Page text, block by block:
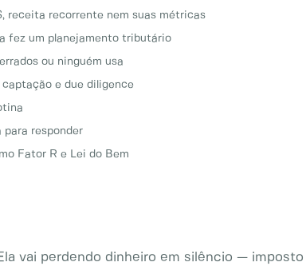
receita recorrente nem suas métricas
fez um planejamento tributário
ou ninguém usa
captação e due diligence
para responder
Fator R e Lei do Bem
vai perdendo dinheiro em silêncio — imposto